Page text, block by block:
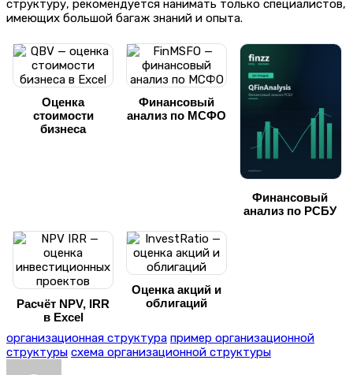
структуру, рекомендуется нанимать только специалистов,
имеющих большой багаж знаний и опыта.
Оценка
стоимости
бизнеса
Финансовый
анализ по МСФО
Финансовый
анализ по РСБУ
Расчёт NPV, IRR
в Excel
Оценка акций и
облигаций
организационная структура пример организационной
структуры схема организационной структуры